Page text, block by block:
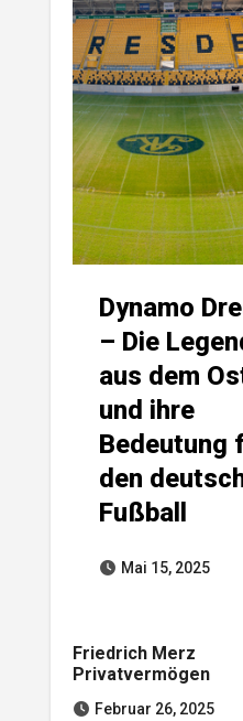
Dynamo
– Die
aus dem
und ihre
Bedeutung
den
Fußball
Mai 15, 2025
Friedrich Merz
Privatvermögen
Februar 26, 2025